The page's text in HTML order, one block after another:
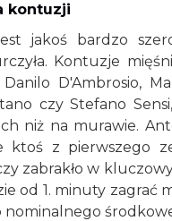
kontuzji
jakoś bardzo
Kontuzje
D'Ambrosio,
czy Stefano
niż na murawie.
ktoś z pierwszego
zabrakło w
od 1. minuty zagrać
nominalnego